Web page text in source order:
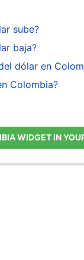
sube?
baja?
dólar en
Colombia?
WIDGET IN